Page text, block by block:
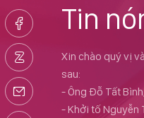
Tin
Xin chào quý vị
sau:
- Ông Đỗ Tất
- Khởi tố Nguyễn